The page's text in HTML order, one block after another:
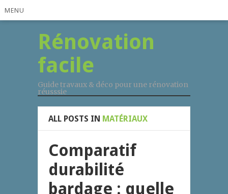
MENU
Rénovation
facile
Guide travaux & déco pour une rénovation
réusssie
ALL POSTS IN MATÉRIAUX
Comparatif
durabilité
bardage : quelle